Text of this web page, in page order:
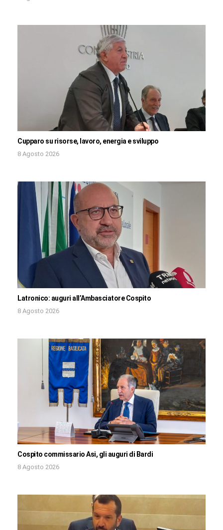
Cupparo su risorse, lavoro, energia e sviluppo
8 Agosto 2026
Latronico: auguri all’Ambasciatore Cospito
8 Agosto 2026
Cospito commissario Asi, gli auguri di Bardi
8 Agosto 2026